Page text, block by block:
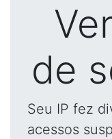
de
Seu IP fez
acessos